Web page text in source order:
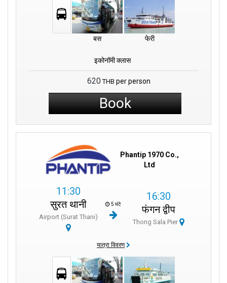
बस फेरी
इकोनॉमी क्लास
620 THB per person
Book
Phantip 1970 Co.,
Ltd
11:30
सुरत थानी
Airport (Surat Thani)
5 घंटे
16:30
फंगन द्वीप
Thong Sala Pier
यात्रा विवरण